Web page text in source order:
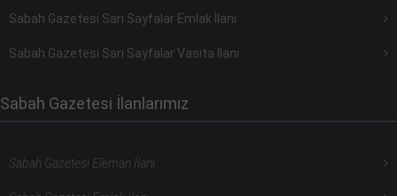
Sabah Gazetesi Sarı Sayfalar Emlak İlanı
Sabah Gazetesi Sarı Sayfalar Vasıta İlanı
Sabah Gazetesi İlanlarımız
Sabah Gazetesi Eleman İlanı